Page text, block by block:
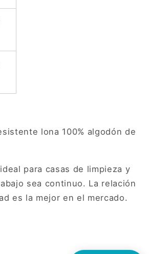
lona 100% algodón de
para casas de limpieza y
sea continuo. La relación
es la mejor en el mercado.